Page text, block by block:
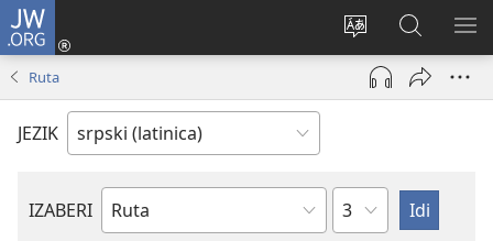
JW.ORG
Promeni
jezik
sajta
Prijava
(otvara
prozor)
Pretraga
sajta
JW.ORG
Ruta
JEZIK
IZABERI
Biblijska
Poglavlje